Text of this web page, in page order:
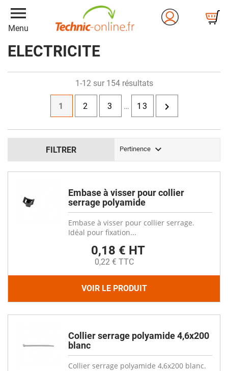
menu
Menu
ELECTRICITE
FILTRER Pertinence 
1-12 sur 154 résultats
1 2 3 … 13 
Embase à visser pour collier
serrage polyamide
Embase à visser pour collier serrage.
Idéal pour fixation...
0,18 € HT
0,22 € TTC
VOIR LE PRODUIT
Collier serrage polyamide 4,6x200
blanc
Collier serrage polyamide 4,6x200 blanc.